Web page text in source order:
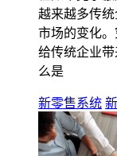
越来越多传
市场的变化。
给传统企业
么是
新零售系统